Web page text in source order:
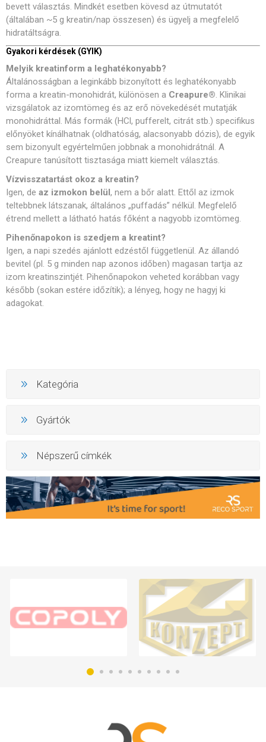
bevett választás. Mindkét esetben kövesd az útmutatót
(általában ~5 g kreatin/nap összesen) és ügyelj a megfelelő
hidratáltságra.
Gyakori kérdések (GYIK)
Melyik kreatinform a leghatékonyabb?
Általánosságban a leginkább bizonyított és leghatékonyabb
forma a kreatin-monohidrát, különösen a Creapure®. Klinikai
vizsgálatok az izomtömeg és az erő növekedését mutatják
monohidráttal. Más formák (HCl, pufferelt, citrát stb.) specifikus
előnyöket kínálhatnak (oldhatóság, alacsonyabb dózis), de egyik
sem bizonyult egyértelműen jobbnak a monohidrátnál. A
Creapure tanúsított tisztasága miatt kiemelt választás.
Vízvisszatartást okoz a kreatin?
Igen, de az izmokon belül, nem a bőr alatt. Ettől az izmok
teltebbnek látszanak, általános „puffadás” nélkül. Megfelelő
étrend mellett a látható hatás főként a nagyobb izomtömeg.
Pihenőnapokon is szedjem a kreatint?
Igen, a napi szedés ajánlott edzéstől függetlenül. Az állandó
bevitel (pl. 5 g minden nap azonos időben) magasan tartja az
izom kreatinszintjét. Pihenőnapokon veheted korábban vagy
később (sokan estére időzítik); a lényeg, hogy ne hagyj ki
adagokat.
Kategória
Gyártók
Népszerű címkék